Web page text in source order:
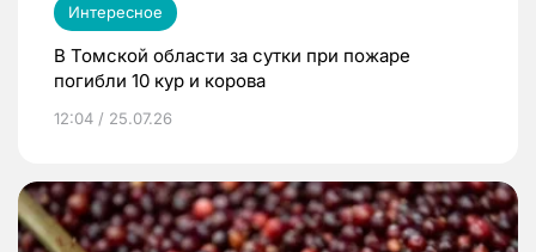
Интересное
В Томской области за сутки при пожаре
погибли 10 кур и корова
12:04 / 25.07.26